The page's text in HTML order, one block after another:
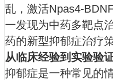
乱，激活Npas4-
一发现为中药多靶点
药的新型抑郁症治疗
从临床经验到实验验
抑郁症是一种常见的